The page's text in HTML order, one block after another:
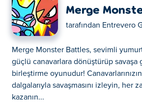
Merge
tarafından Entrevero
Merge Monster Battles, sevimli
güçlü canavarlara dönüştürüp
birleştirme oyunudur!
dalgalarıyla savaşmasını izleyin, her
kazanın...